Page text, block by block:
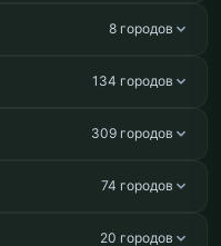
8 городов
134 городов
309 городов
74 городов
20 городов